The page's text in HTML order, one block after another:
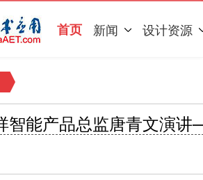
首页 新闻 设计资源
智能产品总监唐青文演